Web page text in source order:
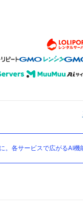
。各サービスで広がるAI機